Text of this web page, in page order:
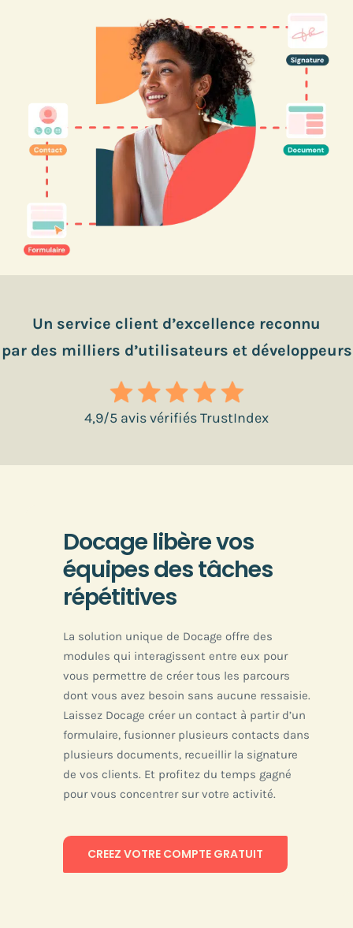
Un service client d’excellence reconnu
par des milliers d’utilisateurs et développeurs
4,9/5 avis vérifiés TrustIndex
Docage libère vos
équipes des tâches
répétitives
La solution unique de Docage offre des
modules qui interagissent entre eux pour
vous permettre de créer tous les parcours
dont vous avez besoin sans aucune ressaisie.
Laissez Docage créer un contact à partir d’un
formulaire, fusionner plusieurs contacts dans
plusieurs documents, recueillir la signature
de vos clients. Et profitez du temps gagné
pour vous concentrer sur votre activité.
CREEZ VOTRE COMPTE GRATUIT